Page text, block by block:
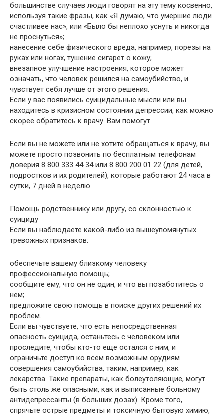
большинстве случаев люди говорят на эту тему косвенно,
используя такие фразы, как «Я думаю, что умершие люди
счастливее нас», или «Было бы неплохо уснуть и никогда
не проснуться»;
нанесение себе физического вреда, например, порезы на
руках или ногах, тушение сигарет о кожу;
внезапное улучшение настроения, которое может
означать, что человек решился на самоубийство, и
чувствует себя лучше от этого решения.
Если у вас появились суицидальные мысли или вы
находитесь в кризисном состоянии депрессии, как можно
скорее обратитесь к врачу. Вам помогут.
Если вы не можете или не хотите обращаться к врачу, вы
можете просто позвонить по бесплатным телефонам
доверия 8 800 333 44 34 или 8 800 200 01 22 (для детей,
подростков и их родителей), которые работают 24 часа в
сутки, 7 дней в неделю.
Помощь родственнику или другу, со склонностью к
суициду
Если вы наблюдаете какой-либо из вышеупомянутых
тревожных признаков:
обеспечьте вашему близкому человеку
профессиональную помощь;
сообщите ему, что он не один, и что вы позаботитесь о
нем;
предложите свою помощь в поиске других решений их
проблем.
Если вы чувствуете, что есть непосредственная
опасность суицида, останьтесь с человеком или
проследите, чтобы кто-то еще остался с ним, и
ограничьте доступ ко всем возможным орудиям
совершения самоубийства, таким, например, как
лекарства. Такие препараты, как болеутоляющие, могут
быть столь же опасными, как и выписанные больному
антидепрессанты (в больших дозах). Кроме того,
спрячьте острые предметы и токсичную бытовую химию,